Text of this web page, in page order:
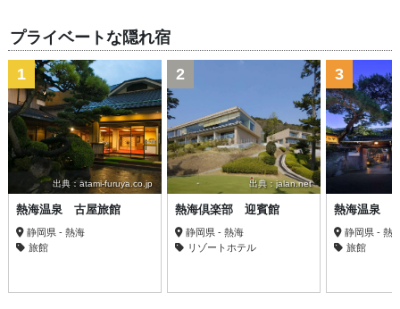
プライベートな隠れ宿
出典：atami-furuya.co.jp
1
熱海温泉 古屋旅館
静岡県 - 熱海
旅館
出典：jalan.net
2
熱海倶楽部 迎賓館
静岡県 - 熱海
リゾートホテル
3
熱海温泉
静岡県 - 熱
旅館